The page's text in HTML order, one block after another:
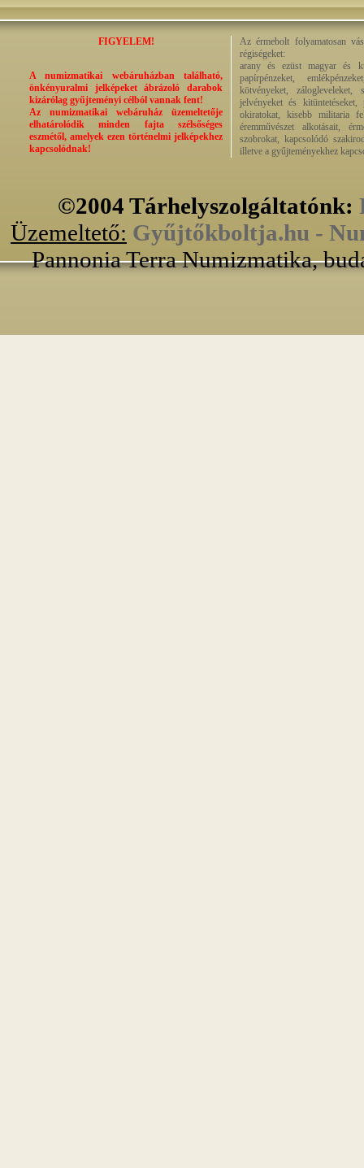
FIGYELEM!
A numizmatikai webáruházban található,
önkényuralmi jelképeket ábrázoló darabok
kizárólag gyűjteményi célból vannak fent!
Az numizmatikai webáruház üzemeltetője
elhatárolódik minden fajta szélsőséges
eszmétől, amelyek ezen történelmi jelképekhez
kapcsolódnak!
Az érmebolt folyamatosan
régiségeket:
arany és ezüst magyar és
papírpénzeket,
kötvényeket,
jelvényeket és kitüntetéseket,
okiratokat, kisebb militaria
éremművészet alkotásait,
szobrokat, kapcsolódó
illetve a gyűjteményekhez
©2004 Tárhelyszolgáltatónk:
Üzemeltető: Gyűjtőkboltja.hu -
Pannonia Terra Numizmatika,